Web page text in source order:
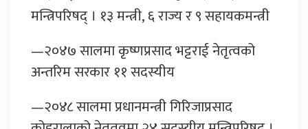
मन्त्रिपरिषद् । १३ मन्त्री, ६ राज्य र ९ सहायकमन्त्री
—२०४७ सालमा कृष्णप्रसाद भट्टराई नेतृत्वको
अन्तरिम सरकार ११ सदस्यीय
—२०४८ सालमा प्रधानमन्त्री गिरिजाप्रसाद